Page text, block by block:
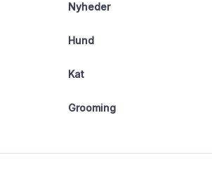
Nyheder
Hund
Kat
Grooming